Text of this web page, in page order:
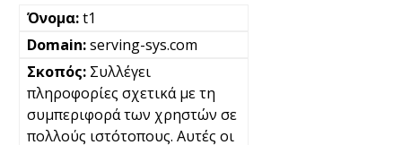
t1
serving-sys.com
Συλλέγει
πληροφορίες σχετικά με τη
συμπεριφορά των χρηστών σε
πολλούς ιστότοπους. Αυτές οι